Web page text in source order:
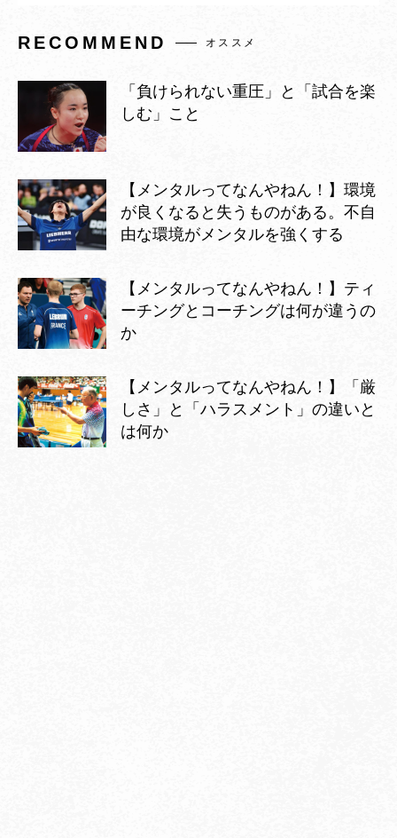
RECOMMEND オススメ
「負けられない重圧」と「試合を楽
しむ」こと
【メンタルってなんやねん！】環境
が良くなると失うものがある。不自
由な環境がメンタルを強くする
【メンタルってなんやねん！】ティ
ーチングとコーチングは何が違うの
か
【メンタルってなんやねん！】「厳
しさ」と「ハラスメント」の違いと
は何か